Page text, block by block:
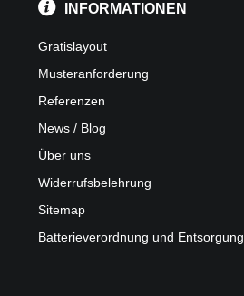
INFORMATIONEN
Gratislayout
Musteranforderung
Referenzen
News / Blog
Über uns
Widerrufsbelehrung
Sitemap
Batterieverordnung und Entsorgung